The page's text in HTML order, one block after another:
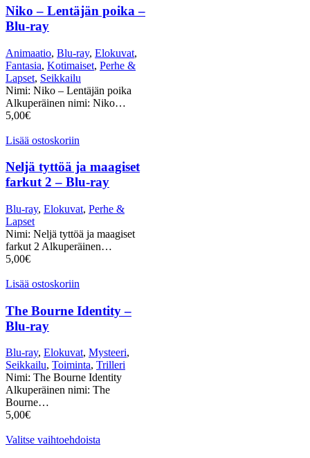
Niko – Lentäjän poika –
Blu-ray
Animaatio, Blu-ray, Elokuvat,
Fantasia, Kotimaiset, Perhe &
Lapset, Seikkailu
Nimi: Niko – Lentäjän poika
Alkuperäinen nimi: Niko…
5,00€
Lisää ostoskoriin
Neljä tyttöä ja maagiset
farkut 2 – Blu-ray
Blu-ray, Elokuvat, Perhe &
Lapset
Nimi: Neljä tyttöä ja maagiset
farkut 2 Alkuperäinen…
5,00€
Lisää ostoskoriin
The Bourne Identity –
Blu-ray
Blu-ray, Elokuvat, Mysteeri,
Seikkailu, Toiminta, Trilleri
Nimi: The Bourne Identity
Alkuperäinen nimi: The
Bourne…
5,00€
Valitse vaihtoehdoista